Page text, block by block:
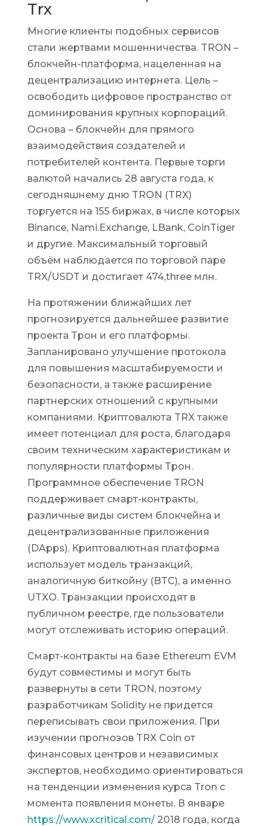
Trx
Многие клиенты подобных сервисов
стали жертвами мошенничества. TRON –
блокчейн-платформа, нацеленная на
децентрализацию интернета. Цель –
освободить цифровое пространство от
доминирования крупных корпораций.
Основа – блокчейн для прямого
взаимодействия создателей и
потребителей контента. Первые торги
валютой начались 28 августа года, к
сегодняшнему дню TRON (TRX)
торгуется на 155 биржах, в числе которых
Binance, Nami.Exchange, LBank, CoinTiger
и другие. Максимальный торговый
объём наблюдается по торговой паре
TRX/USDT и достигает 474,three млн.
На протяжении ближайших лет
прогнозируется дальнейшее развитие
проекта Трон и его платформы.
Запланировано улучшение протокола
для повышения масштабируемости и
безопасности, а также расширение
партнерских отношений с крупными
компаниями. Криптовалюта TRX также
имеет потенциал для роста, благодаря
своим техническим характеристикам и
популярности платформы Трон.
Программное обеспечение TRON
поддерживает смарт-контракты,
различные виды систем блокчейна и
децентрализованные приложения
(DApps). Криптовалютная платформа
использует модель транзакций,
аналогичную биткойну (BTC), а именно
UTXO. Транзакции происходят в
публичном реестре, где пользователи
могут отслеживать историю операций.
Смарт-контракты на базе Ethereum EVM
будут совместимы и могут быть
развернуты в сети TRON, поэтому
разработчикам Solidity не придется
переписывать свои приложения. При
изучении прогнозов TRX Coin от
финансовых центров и независимых
экспертов, необходимо ориентироваться
на тенденции изменения курса Tron с
момента появления монеты. В январе
https://www.xcritical.com/2018 года, когда